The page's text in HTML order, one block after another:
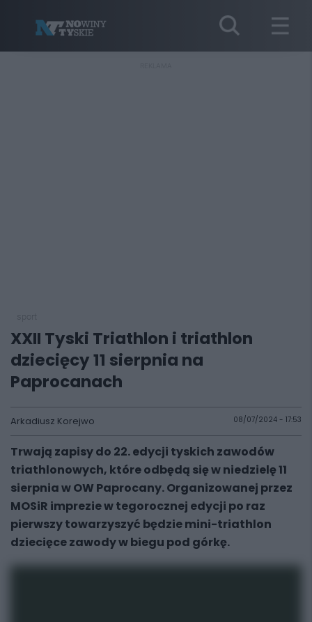
XXII Tyski Triathlon i triathlon
dziecięcy 11 sierpnia na
Paprocanach
Arkadiusz Korejwo 08/07/2024 - 17:53
Trwają zapisy do 22. edycji tyskich zawodów
triathlonowych, które odbędą się w niedzielę 11
sierpnia w OW Paprocany. Organizowanej przez
MOSiR imprezie w tegorocznej edycji po raz
pierwszy towarzyszyć będzie mini-triathlon
dziecięce zawody w biegu pod górkę.